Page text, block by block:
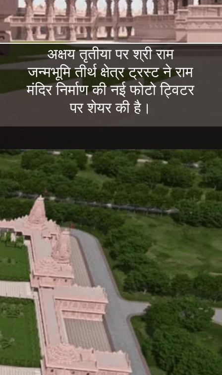
अक्षय तृतीया पर श्री राम
जन्मभूमि तीर्थ क्षेत्र ट्रस्ट ने राम
मंदिर निर्माण की नई फोटो ट्विटर
पर शेयर की है।